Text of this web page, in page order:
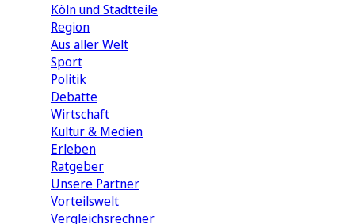
Köln und Stadtteile
Region
Aus aller Welt
Sport
Politik
Debatte
Wirtschaft
Kultur & Medien
Erleben
Ratgeber
Unsere Partner
Vorteilswelt
Vergleichsrechner